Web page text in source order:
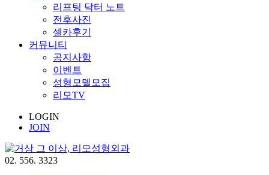
리프팅 닥터 노트
전후사진
셀카후기
커뮤니티
공지사항
이벤트
성형모델모집
리모TV
LOGIN
JOIN
02. 556. 3323